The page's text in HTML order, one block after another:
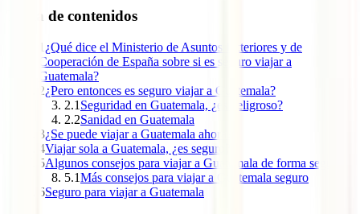
Tabla de contenidos
1 ¿Qué dice el Ministerio de Asuntos Exteriores y de
Cooperación de España sobre si es seguro viajar a
Guatemala?
2¿Pero entonces es seguro viajar a Guatemala?
2.1 Seguridad en Guatemala, ¿es peligroso?
2.2Sanidad en Guatemala
3¿Se puede viajar a Guatemala ahora?
4Viajar sola a Guatemala, ¿es seguro?
5Algunos consejos para viajar a Guatemala de forma segura
5.1Más consejos para viajar a Guatemala seguro
6Seguro para viajar a Guatemala